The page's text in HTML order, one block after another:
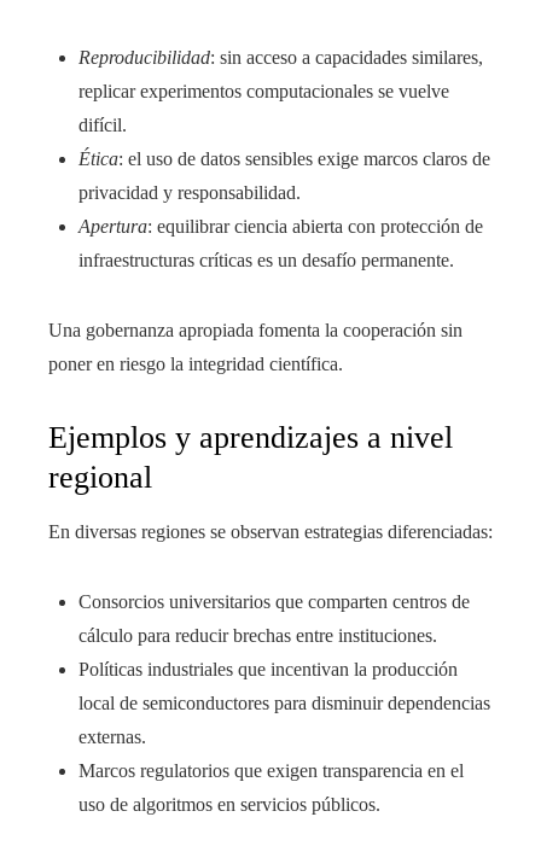
Reproducibilidad: sin acceso a capacidades similares,
replicar experimentos computacionales se vuelve
difícil.
Ética: el uso de datos sensibles exige marcos claros de
privacidad y responsabilidad.
Apertura: equilibrar ciencia abierta con protección de
infraestructuras críticas es un desafío permanente.
Una gobernanza apropiada fomenta la cooperación sin
poner en riesgo la integridad científica.
Ejemplos y aprendizajes a nivel
regional
En diversas regiones se observan estrategias diferenciadas:
Consorcios universitarios que comparten centros de
cálculo para reducir brechas entre instituciones.
Políticas industriales que incentivan la producción
local de semiconductores para disminuir dependencias
externas.
Marcos regulatorios que exigen transparencia en el
uso de algoritmos en servicios públicos.